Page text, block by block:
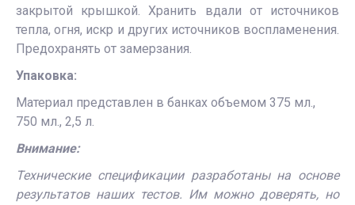
закрытой крышкой. Хранить вдали от источников
тепла, огня, искр и других источников воспламенения.
Предохранять от замерзания.
Упаковка:
Материал представлен в банках объемом 375 мл.,
750 мл., 2,5 л.
Внимание:
Технические спецификации разработаны на основе
результатов наших тестов. Им можно доверять, но